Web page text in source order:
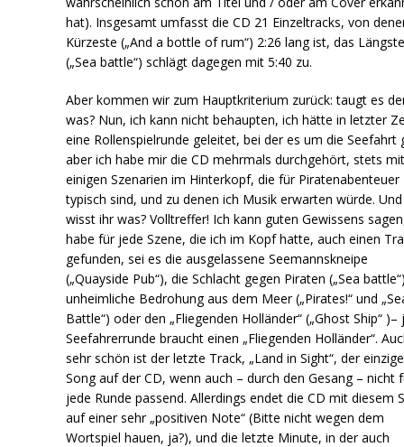
hat). Insgesamt umfasst die CD 21 Einzeltracks, von
Kürzeste („And a bottle of rum“) 2:26 lang ist, das
(„Sea battle“) schlägt dagegen mit 5:40 zu.
Aber kommen wir zum Hauptkriterium zurück: taugt es
was? Nun, ich kann nicht behaupten, ich hätte in letzter
eine Rollenspielrunde geleitet, bei der es um die Seefahrt
aber ich habe mir die CD mehrmals durchgehört, stets
einigen Szenarien im Hinterkopf, die für Piratenabenteuer
typisch sind, und zu denen ich Musik erwarten würde. Und
wisst ihr was? Volltreffer! Ich kann guten Gewissens
habe für jede Szene, die ich im Kopf hatte, auch einen
gefunden, sei es die ausgelassene Seemannskneipe
(„Quayside Pub“), die Schlacht gegen Piraten („Sea
unheimliche Bedrohung aus dem Meer („Pirates!“ und
Battle“) oder den „Fliegenden Holländer“ („Ghost Ship“ )–
Seefahrerrunde braucht einen „Fliegenden Holländer“.
sehr schön ist der letzte Track, „Land in Sight“, der einzige
Song auf der CD, wenn auch – durch den Gesang – nicht
jede Runde passend. Allerdings endet die CD mit diesem
auf einer sehr „positiven Note“ (Bitte nicht wegen dem
Wortspiel hauen, ja?), und die letzte Minute, in der auch